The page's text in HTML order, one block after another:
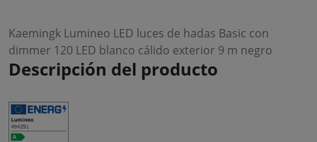
Kaemingk Lumineo LED luces de hadas Basic con
dimmer 120 LED blanco cálido exterior 9 m negro
Descripción del producto